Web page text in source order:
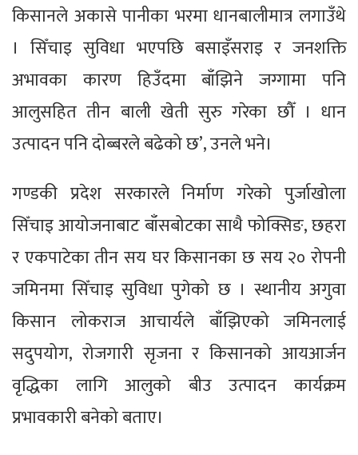
किसानले अकासे पानीका भरमा धानबालीमात्र लगाउँथे
। सिँचाइ सुविधा भएपछि बसाइँसराइ र जनशक्ति
अभावका कारण हिउँदमा बाँझिने जग्गामा पनि
आलुसहित तीन बाली खेती सुरु गरेका छौँ । धान
उत्पादन पनि दोब्बरले बढेको छ’, उनले भने।
गण्डकी प्रदेश सरकारले निर्माण गरेको पुर्जाखोला
सिँचाइ आयोजनाबाट बाँसबोटका साथै फोक्सिङ, छहरा
र एकपाटेका तीन सय घर किसानका छ सय २० रोपनी
जमिनमा सिँचाइ सुविधा पुगेको छ । स्थानीय अगुवा
किसान लोकराज आचार्यले बाँझिएको जमिनलाई
सदुपयोग, रोजगारी सृजना र किसानको आयआर्जन
वृद्धिका लागि आलुको बीउ उत्पादन कार्यक्रम
प्रभावकारी बनेको बताए।